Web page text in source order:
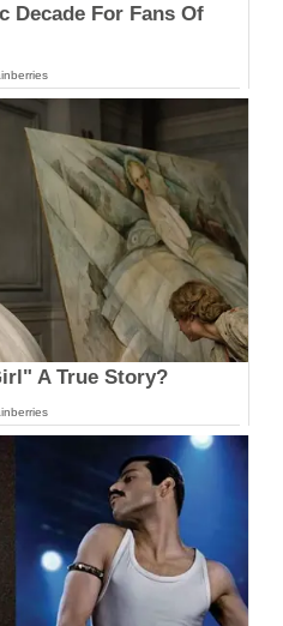
Decade For Fans Of
A True Story?